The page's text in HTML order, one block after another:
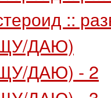
::
ДАЮ)
ДАЮ) - 2